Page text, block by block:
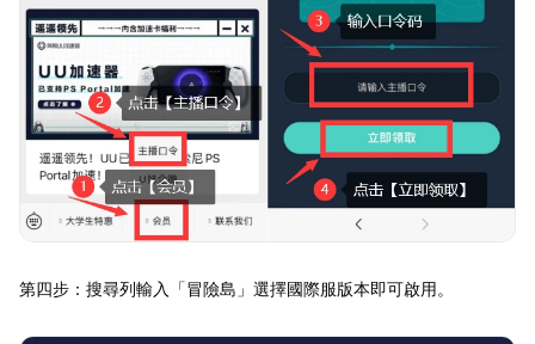
第四步：搜尋列輸入「冒險島」選擇國際服版本即可啟用。